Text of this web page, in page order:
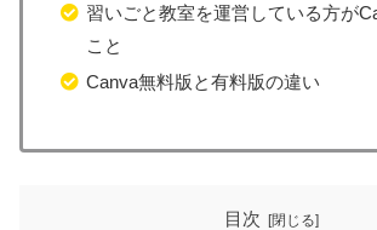
習いごと教室を運営している方が
こと
Canva無料版と有料版の違い
目次